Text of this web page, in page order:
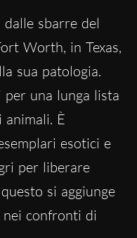
sbarre del
Worth, in Texas,
sua patologia.
per una lunga lista
È
esotici e
per liberare
si aggiunge
nei confronti di